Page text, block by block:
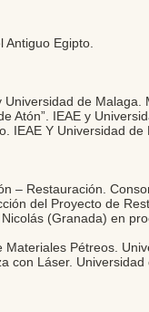
Egipto.
de Malaga.
Atón”. IEAE y
IEAE Y Universidad
– Restauración.
del Proyecto de
(Granada) en
Pétreos.
con Láser.